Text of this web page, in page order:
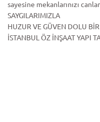
sayesine mekanlarınızı
SAYGILARIMIZLA
HUZUR VE GÜVEN DOLU
İSTANBUL ÖZ